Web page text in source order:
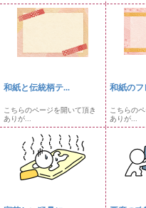
和紙と伝統柄テ...
こちらのページを開いて頂き
ありが...
和紙のフ
こちらの
ありが...